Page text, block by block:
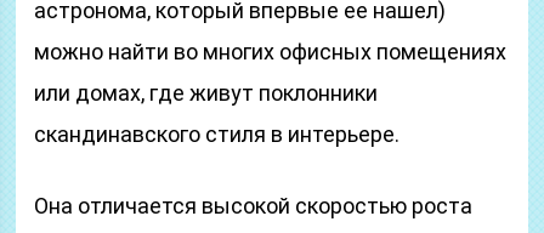
астронома, который впервые ее нашел)
можно найти во многих офисных помещениях
или домах, где живут поклонники
скандинавского стиля в интерьере.
Она отличается высокой скоростью роста